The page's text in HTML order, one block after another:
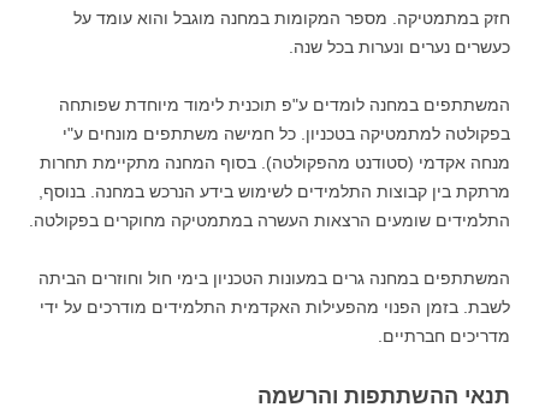
חזק במתמטיקה. מספר המקומות במחנה מוגבל והוא עומד על
כעשרים נערים ונערות בכל שנה.
המשתתפים במחנה לומדים ע"פ תוכנית לימוד מיוחדת שפותחה
בפקולטה למתמטיקה בטכניון. כל חמישה משתתפים מונחים ע"י
מנחה אקדמי (סטודנט מהפקולטה). בסוף המחנה מתקיימת תחרות
מרתקת בין קבוצות התלמידים לשימוש בידע הנרכש במחנה. בנוסף,
התלמידים שומעים הרצאות העשרה במתמטיקה מחוקרים בפקולטה.
המשתתפים במחנה גרים במעונות הטכניון בימי חול וחוזרים הביתה
לשבת. בזמן הפנוי מהפעילות האקדמית התלמידים מודרכים על ידי
מדריכים חברתיים.
תנאי ההשתתפות והרשמה